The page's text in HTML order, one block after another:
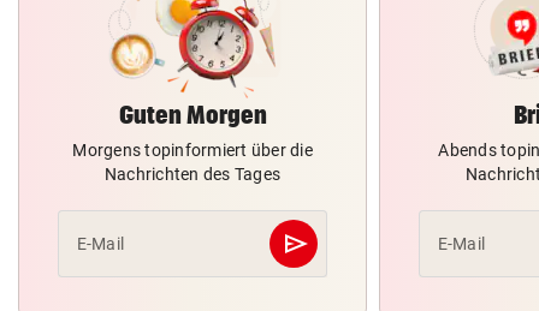
Guten Morgen
Morgens topinformiert über die
Nachrichten des Tages
E-Mail send
Abschicken
Abends
E-Mail